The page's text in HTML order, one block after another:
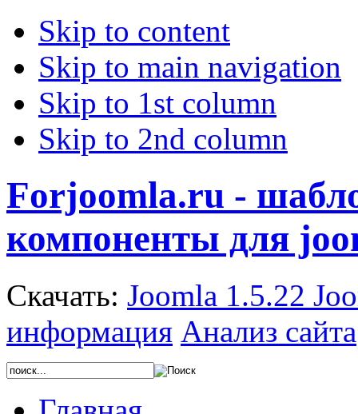
Skip to content
Skip to main navigation
Skip to 1st column
Skip to 2nd column
Forjoomla.ru -
компоненты для
Скачать: Joomla 1.5.22
информация Анализ сайта